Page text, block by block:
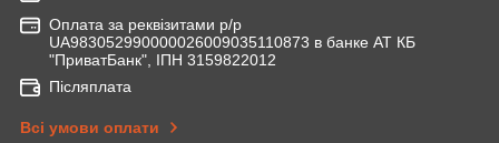
Оплата за реквізитами р/р
UA983052990000026009035110873 в банке АТ КБ
"ПриватБанк", ІПН 3159822012
Післяплата
Всі умови оплати